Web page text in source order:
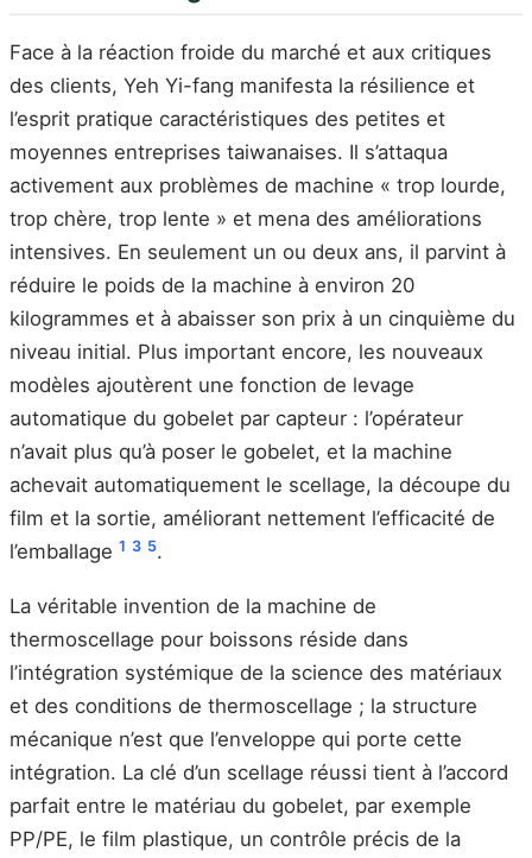
Face à la réaction froide du marché et aux critiques
des clients, Yeh Yi-fang manifesta la résilience et
l’esprit pratique caractéristiques des petites et
moyennes entreprises taiwanaises. Il s’attaqua
activement aux problèmes de machine « trop lourde,
trop chère, trop lente » et mena des améliorations
intensives. En seulement un ou deux ans, il parvint à
réduire le poids de la machine à environ 20
kilogrammes et à abaisser son prix à un cinquième du
niveau initial. Plus important encore, les nouveaux
modèles ajoutèrent une fonction de levage
automatique du gobelet par capteur : l’opérateur
n’avait plus qu’à poser le gobelet, et la machine
achevait automatiquement le scellage, la découpe du
film et la sortie, améliorant nettement l’efficacité de
l’emballage 1 3 5.
La véritable invention de la machine de
thermoscellage pour boissons réside dans
l’intégration systémique de la science des matériaux
et des conditions de thermoscellage ; la structure
mécanique n’est que l’enveloppe qui porte cette
intégration. La clé d’un scellage réussi tient à l’accord
parfait entre le matériau du gobelet, par exemple
PP/PE, le film plastique, un contrôle précis de la